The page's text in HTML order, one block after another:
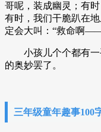
哥呢，装成幽灵；有
有时，我们干脆趴在
定会大叫：“救命啊
小孩儿个个都有一
的奥妙罢了。
三年级童年趣事100